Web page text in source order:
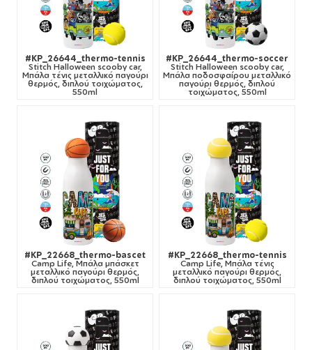
#KP_26644_thermo-tennis
Stitch Halloween scooby car,
Μπάλα τένις μεταλλικό παγούρι
θερμός, διπλού τοιχώματος,
550ml
#KP_26644_thermo-soccer
Stitch Halloween scooby car,
Μπάλα ποδοσφαίρου μεταλλικό
παγούρι θερμός, διπλού
τοιχώματος, 550ml
#KP_22668_thermo-bascet
Camp Life, Μπάλα μπάσκετ
μεταλλικό παγούρι θερμός,
διπλού τοιχώματος, 550ml
#KP_22668_thermo-tennis
Camp Life, Μπάλα τένις
μεταλλικό παγούρι θερμός,
διπλού τοιχώματος, 550ml